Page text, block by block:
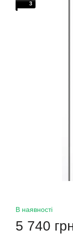
3
В наявності
5 740